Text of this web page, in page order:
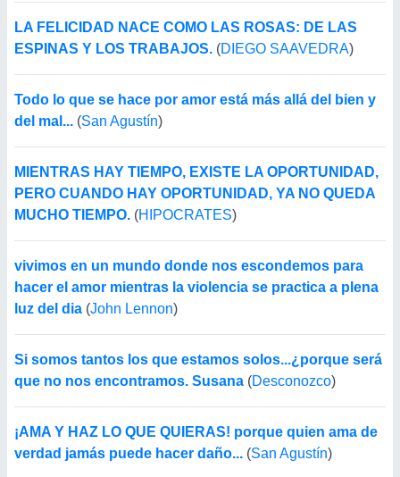
LA FELICIDAD NACE COMO LAS ROSAS: DE LAS
ESPINAS Y LOS TRABAJOS. (DIEGO SAAVEDRA)
Todo lo que se hace por amor está más allá del bien y
del mal... (San Agustín)
MIENTRAS HAY TIEMPO, EXISTE LA OPORTUNIDAD,
PERO CUANDO HAY OPORTUNIDAD, YA NO QUEDA
MUCHO TIEMPO. (HIPOCRATES)
vivimos en un mundo donde nos escondemos para
hacer el amor mientras la violencia se practica a plena
luz del dia (John Lennon)
Si somos tantos los que estamos solos...¿porque será
que no nos encontramos. Susana (Desconozco)
¡AMA Y HAZ LO QUE QUIERAS! porque quien ama de
verdad jamás puede hacer daño... (San Agustín)